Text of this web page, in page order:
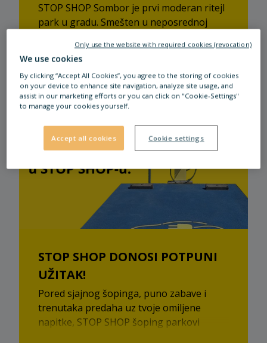
STOP SHOP Sombor je prvi moderan ritejl
park u gradu. Smešten u neposrednoj
28, sa svojim idealnim spletom brendova i
usluga, nudi 11 prodavnica poznatih
svetskih i domaćih brendova, kafe...
Pročitaj više
STOP SHOP DONOSI POTPUNI
UŽITAK!
Pored sjajnog šopinga, puno zabave i
trenutaka predaha uz tvoje omiljene
napitke, STOP SHOP šoping parkovi
We use cookies
By clicking “Accept All Cookies”, you agree to the storing of cookies
on your device to enhance site navigation, analyze site usage, and
assist in our marketing efforts or you can click on "Cookie-Settings"
to manage your cookies yourself.
Accept all cookies Cookie settings
Only use the website with required cookies (revocation)